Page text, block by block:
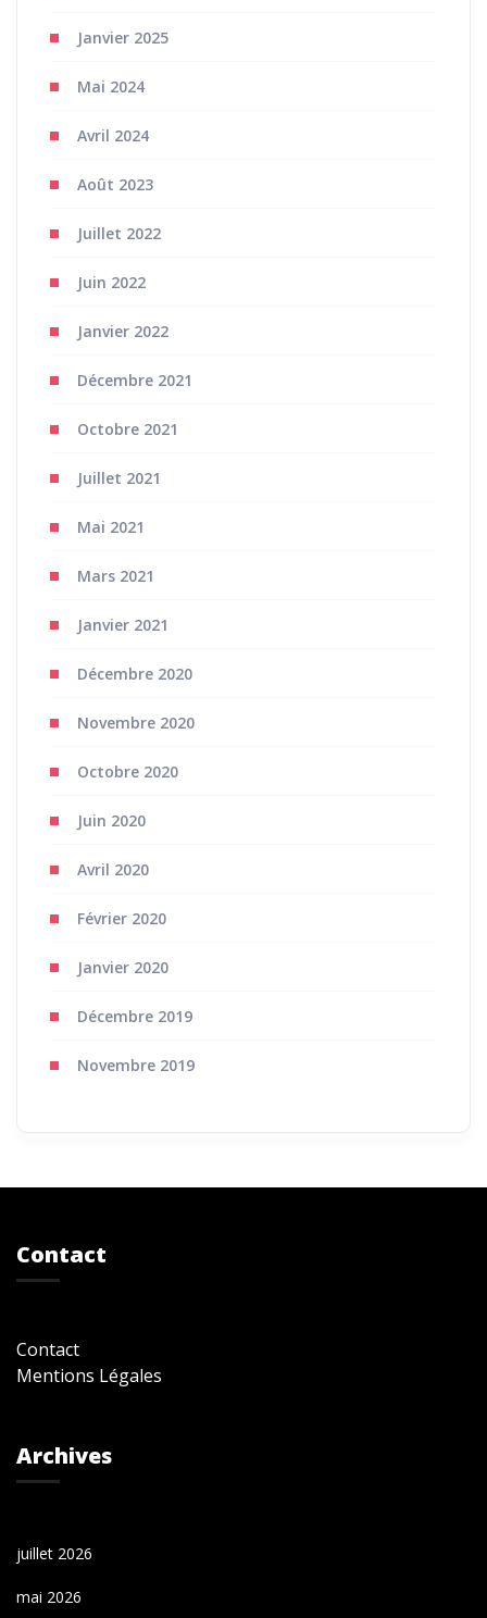
Janvier 2025
Mai 2024
Avril 2024
Août 2023
Juillet 2022
Juin 2022
Janvier 2022
Décembre 2021
Octobre 2021
Juillet 2021
Mai 2021
Mars 2021
Janvier 2021
Décembre 2020
Novembre 2020
Octobre 2020
Juin 2020
Avril 2020
Février 2020
Janvier 2020
Décembre 2019
Novembre 2019
Contact
Contact
Mentions Légales
Archives
juillet 2026
mai 2026